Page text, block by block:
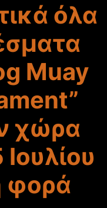
όλα
Muay
χώρα
φορά